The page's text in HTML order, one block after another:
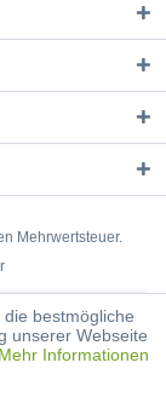
Mehrwertsteuer.
bestmögliche
unserer Webseite
Mehr Informationen